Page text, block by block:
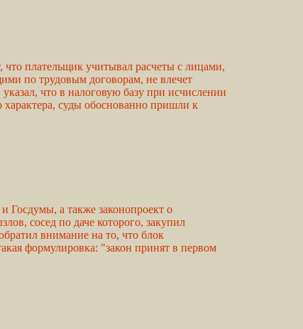
плательщик учитывал расчеты с лицами,
по трудовым договорам, не влечет
что в налоговую базу при исчислении
суды обоснованно пришли к
Госдумы, а также законопроект о
сосед по даче которого, закупил
внимание на то, что блок
формулировка: "закон принят в первом